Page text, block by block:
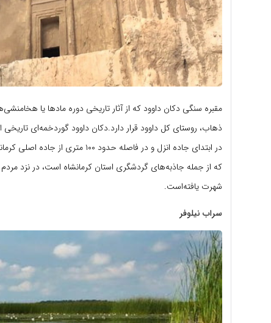
مقبره سنگی دکان داوود که از آثار تاریخی دوره مادها یا
در ابتدای جاده انزل و در فاصله
که از جمله جاذبه‌های گردشگری استان کرمانشاه است، در نزد
شهرت یافته‌است.
سراب نیلوفر